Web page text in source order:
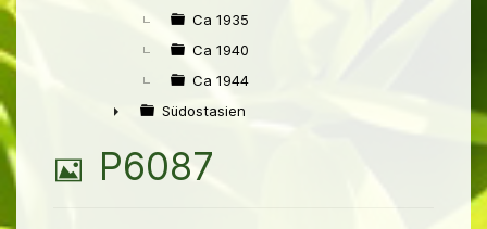
Ca 1935
Ca 1940
Ca 1944
Südostasien
B
P6087